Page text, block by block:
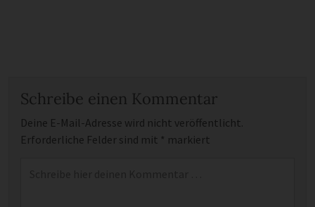
Schreibe einen Kommentar
Deine E-Mail-Adresse wird nicht veröffentlicht.
Erforderliche Felder sind mit * markiert